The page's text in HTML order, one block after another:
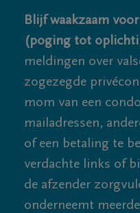
Blijf waakzaam
(poging tot
meldingen over
zogezegde
mom van een
mailadressen,
of een betaling te
verdachte links of
de afzender
onderneemt